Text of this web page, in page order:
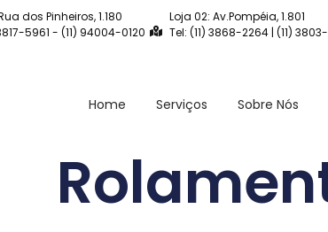
dos Pinheiros, 1.180
5961 - (11) 94004-0120
Loja 02: Av.Pompéia, 1.801
Tel: (11) 3868-2264 | (11)
Home Serviços Sobre Nós